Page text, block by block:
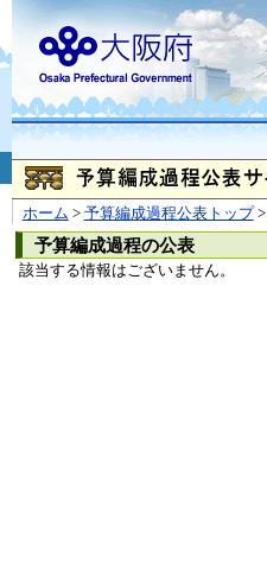
ホーム > 予算編成過程公表トップ>
予算編成過程の公表
該当する情報はございません。
大阪府
（法人番号 4000020270008）